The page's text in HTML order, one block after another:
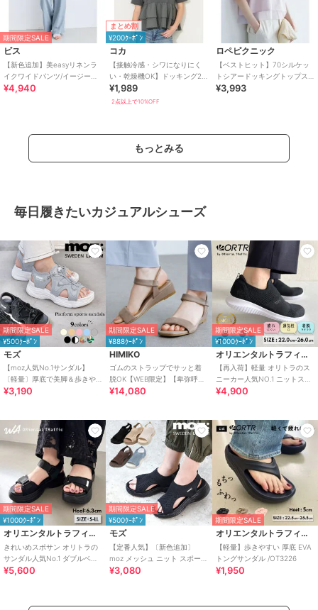
期間限定SALE
ビス
【新色追加】美easyリネンラ
イクワイドパンツ/イージーケ
ア・接触冷感・セットアップ
¥4,940
まとめ割
¥200ｸｰﾎﾟﾝ
コカ
【接触冷感・シワになりにく
い・乾燥機OK】ドッキング2
段フリルTシャツ 全2色
¥1,989
2点以上で10%OFF
ロペピクニック
【ベストヒット】70シルケッ
トシアードッキングトップス/
着丈が選べる・UVカット・接
¥3,993
もっとみる
毎日履きたいカジュアルシューズ
期間限定SALE
¥500ｸｰﾎﾟﾝ
モズ
【moz人気No.1サンダル】
〔軽量〕厚底で美脚＆歩きや
すい！疲れにくいフィット感
¥3,190
期間限定SALE
¥888ｸｰﾎﾟﾝ
HIMIKO
ゴムのストラップでサッと着
脱OK【WEB限定】【卑弥呼
26SS】ゴムストラップサンダ
¥14,080
期間限定SALE
¥1000ｸｰﾎﾟﾝ
オリエンタルトラフィック
【再入荷】軽量 オリトラのス
ニーカー人気NO.1 ニットスニ
ーカー スリッポン /3709
¥4,900
期間限定SALE
¥1000ｸｰﾎﾟﾝ
オリエンタルトラフィック
きれいめスポサン オリトラの
サンダル人気No.1 ダブルベル
ト スポーツサンダル /42207
¥5,600
期間限定SALE
¥500ｸｰﾎﾟﾝ
モズ
【定番人気】〔新色追加〕
moz メッシュ ニット スポーツ
サンダル
¥3,080
期間限定SALE
オリエンタルトラフィック
【軽量】歩きやすい 厚底 EVA
トングサンダル /OT3226
¥1,950